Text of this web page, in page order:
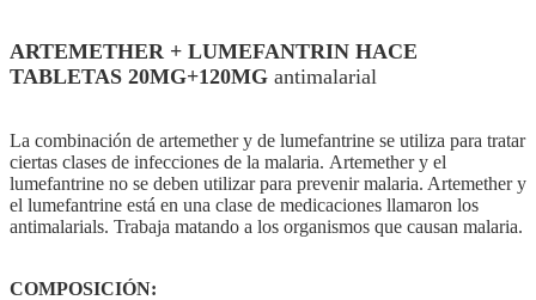
ARTEMETHER + LUMEFANTRIN HACE
TABLETAS 20MG+120MG antimalarial
La combinación de artemether y de lumefantrine se utiliza para tratar
ciertas clases de infecciones de la malaria. Artemether y el
lumefantrine no se deben utilizar para prevenir malaria. Artemether y
el lumefantrine está en una clase de medicaciones llamaron los
antimalarials. Trabaja matando a los organismos que causan malaria.
COMPOSICIÓN: